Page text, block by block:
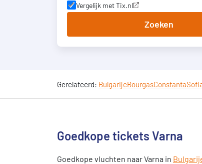
Vergelijk met Tix.nl
Zoeken
Gerelateerd: BulgarijeBourgasConstanta
Goedkope tickets Varna
Goedkope vluchten naar Varna in